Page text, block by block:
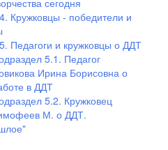
Кружковцы - победители и
Педагоги и кружковцы о ДДТ
5.1. Педагог
Ирина Борисовна о
в ДДТ
5.2. Кружковец
М. о ДДТ.